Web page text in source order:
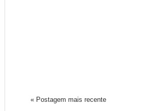
« Postagem mais recente